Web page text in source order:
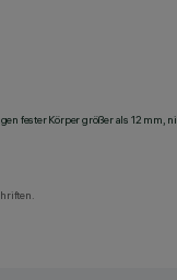
fester Körper größer als 12 mm,